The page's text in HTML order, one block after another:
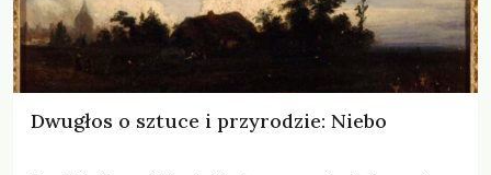
Dwugłos o sztuce i przyrodzie: Niebo